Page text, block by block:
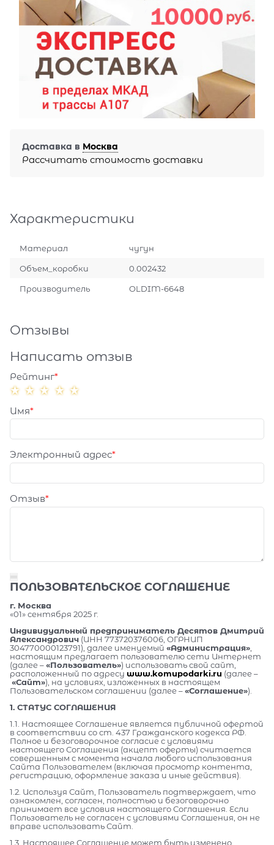
Доставка в Москва
Рассчитать стоимость доставки
Характеристики
Материал чугун
Объем_коробки 0.002432
Производитель OLDIM-6648
Отзывы
Написать отзыв
Рейтинг
Имя
Электронный адрес
Отзыв
ПОЛЬЗОВАТЕЛЬСКОЕ СОГЛАШЕНИЕ
г. Москва
«01» сентября 2025 г.
Индивидуальный предприниматель Десятов Дмитрий
Александрович (ИНН 773720376006, ОГРНИП
304770000123791), далее именуемый «Администрация»
настоящим предлагает пользователю сети Интернет
(далее –«Пользователь») использовать свой сайт,
расположенный по адресу www.komupodarki.ru (далее –
«Сайт»), на условиях, изложенных в настоящем
Пользовательском соглашении (далее –«Соглашение»).
1. СТАТУС СОГЛАШЕНИЯ
1.1. Настоящее Соглашение является публичной офертой
в соответствии со ст. 437 Гражданского кодекса РФ.
Полное и безоговорочное согласие с условиями
настоящего Соглашения (акцепт оферты) считается
совершенным с момента начала любого использования
Сайта Пользователем (включая просмотр контента,
регистрацию, оформление заказа и иные действия).
1.2. Используя Сайт, Пользователь подтверждает, что
ознакомлен, согласен, полностью и безоговорочно
принимает все условия настоящего Соглашения. Если
Пользователь не согласен с условиями Соглашения, он не
вправе использовать Сайт.
1.3. Настоящее Соглашение может быть изменено